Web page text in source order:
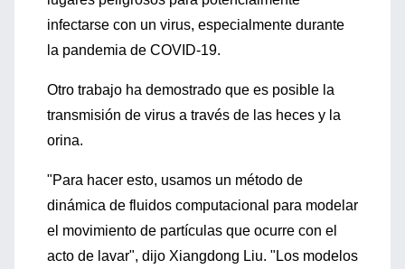
infectarse con un virus, especialmente durante
la pandemia de COVID-19.
Otro trabajo ha demostrado que es posible la
transmisión de virus a través de las heces y la
orina.
"Para hacer esto, usamos un método de
dinámica de fluidos computacional para modelar
el movimiento de partículas que ocurre con el
acto de lavar", dijo Xiangdong Liu. "Los modelos